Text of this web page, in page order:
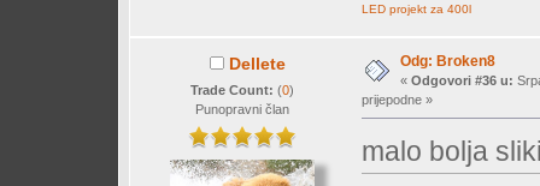
LED projekt za 400l
Dellete
Trade Count: (0)
Punopravni član
Odg: Broken8
« Odgovori #36 u:
prijepodne »
malo bolja